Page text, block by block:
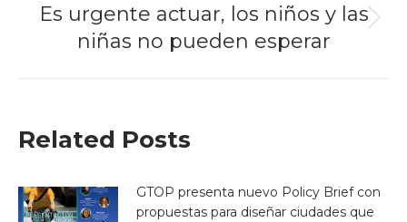
Next
post:
Es urgente actuar, los niños y las
niñas no pueden esperar
Related Posts
GTOP presenta nuevo Policy Brief con
propuestas para diseñar ciudades que